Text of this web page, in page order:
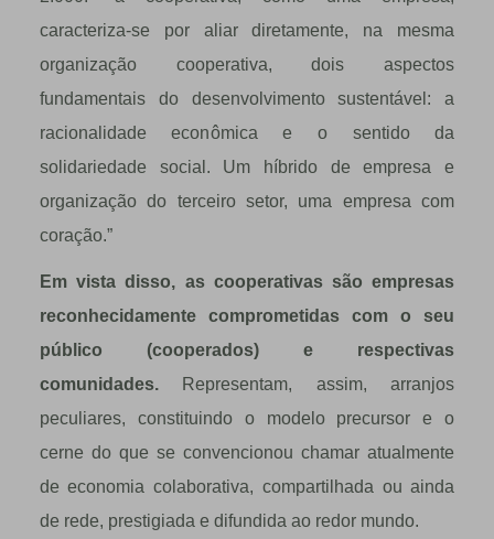
caracteriza-se por aliar diretamente, na mesma
organização cooperativa, dois aspectos
fundamentais do desenvolvimento sustentável: a
racionalidade econômica e o sentido da
solidariedade social. Um híbrido de empresa e
organização do terceiro setor, uma empresa com
coração.”
Em vista disso, as cooperativas são empresas
reconhecidamente comprometidas com o seu
público (cooperados) e respectivas
comunidades.
Representam, assim, arranjos
peculiares, constituindo o modelo precursor e o
cerne do que se convencionou chamar atualmente
de economia colaborativa, compartilhada ou ainda
de rede, prestigiada e difundida ao redor mundo.